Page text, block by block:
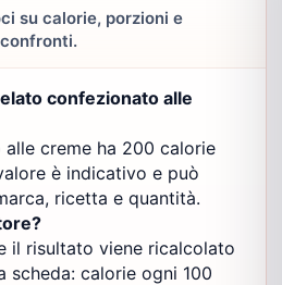
su calorie, porzioni e
confronti.
confezionato alle
creme ha 200 calorie
è indicativo e può
ricetta e quantità.
il risultato viene ricalcolato
scheda: calorie ogni 100